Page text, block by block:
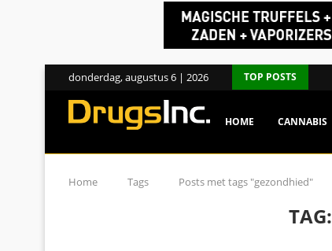
donderdag, augustus 6 | 2026 TOP POSTS
HOME CANNABIS
Home Tags Posts met tags "gezondhied"
TAG: